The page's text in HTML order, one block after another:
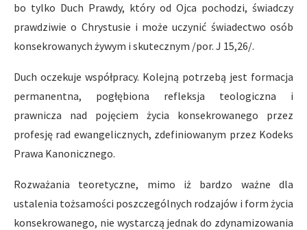
bo tylko Duch Prawdy, który od Ojca pochodzi, świadczy
prawdziwie o Chrystusie i może uczynić świadectwo osób
konsekrowanych żywym i skutecznym /por. J 15,26/.
Duch oczekuje współpracy. Kolejną potrzebą jest formacja
permanentna, pogłębiona refleksja teologiczna i
prawnicza nad pojęciem życia konsekrowanego przez
profesję rad ewangelicznych, zdefiniowanym przez Kodeks
Prawa Kanonicznego.
Rozważania teoretyczne, mimo iż bardzo ważne dla
ustalenia tożsamości poszczególnych rodzajów i form życia
konsekrowanego, nie wystarczą jednak do zdynamizowania